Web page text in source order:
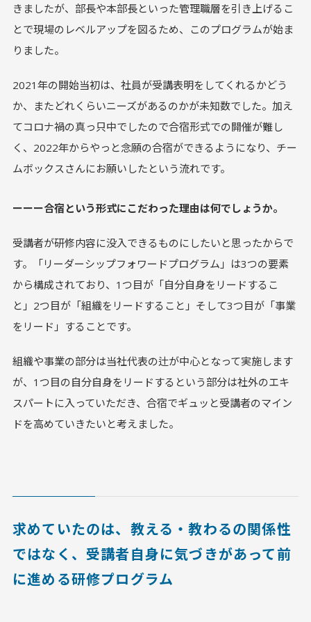
きましたが、部長や本部長といった管理職層を引き上げるこ
とで現場のレベルアップを図るため、このプログラムが始ま
りました。
2021年の開始当初は、社員が受講表明をしてくれるかどう
か、またどれくらいニーズがあるのかが未知数でした。加え
てコロナ禍の真っ只中でしたので合宿形式での開催が難し
く、2022年からやっと念願の合宿ができるようになり、チー
ムボックスさんにお願いしたという流れです。
ーーー合宿という形式にこだわった理由は何でしょうか。
受講者が研修内容に没入できるものにしたいと思ったからで
す。「リーダーシップフォワードプログラム」は3つの要素
から構成されており、1つ目が「自分自身をリードするこ
と」2つ目が「組織をリードすること」そして3つ目が「事業
をリード」することです。
組織や事業の部分は当社代表の辻が中心となって実施します
が、1つ目の自分自身をリードするという部分は社外のエキ
スパートに入っていただき、合宿でギュッと受講者のマイン
ドを高めていきたいと考えました。
求めていたのは、教える・教わるの関係性
ではなく、受講者自身に気づきがあって前
に進める研修プログラム